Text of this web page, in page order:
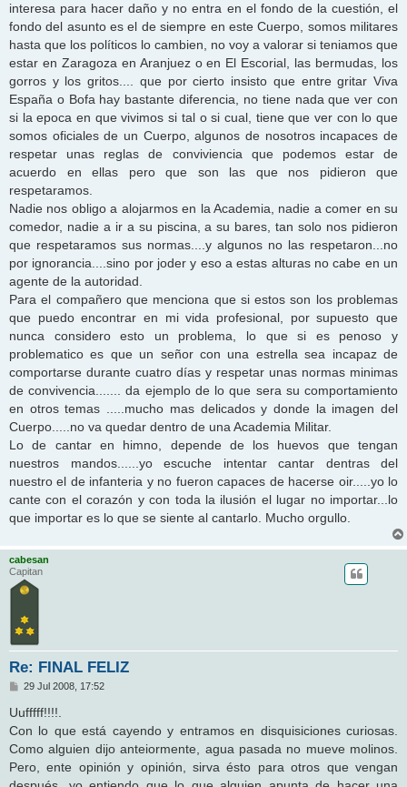
a
j
e
interesa para hacer daño y no entra en el fondo de la cuestión, el
fondo del asunto es el de siempre en este Cuerpo, somos militares
hasta que los políticos lo cambien, no voy a valorar si teniamos que
estar en Zaragoza en Aranjuez o en El Escorial, las bermudas, los
gorros y los gritos.... que por cierto insisto que entre gritar Viva
España o Bofa hay bastante diferencia, no tiene nada que ver con
si la epoca en que vivimos si tal o si cual, tiene que ver con lo que
somos oficiales de un Cuerpo, algunos de nosotros incapaces de
respetar unas reglas de conviviencia que podemos estar de
acuerdo en ellas pero que son las que nos pidieron que
respetaramos.
Nadie nos obligo a alojarmos en la Academia, nadie a comer en su
comedor, nadie a ir a su piscina, a su bares, tan solo nos pidieron
que respetaramos sus normas....y algunos no las respetaron...no
por ignorancia....sino por joder y eso a estas alturas no cabe en un
agente de la autoridad.
Para el compañero que menciona que si estos son los problemas
que puedo encontrar en mi vida profesional, por supuesto que
nunca considero esto un problema, lo que si es penoso y
problematico es que un señor con una estrella sea incapaz de
comportarse durante cuatro días y respetar unas normas minimas
de convivencia....... da ejemplo de lo que sera su comportamiento
en otros temas .....mucho mas delicados y donde la imagen del
Cuerpo.....no va quedar dentro de una Academia Militar.
Lo de cantar en himno, depende de los huevos que tengan
nuestros mandos......yo escuche intentar cantar dentras del
nuestro el de infanteria y no fueron capaces de hacerse oir.....yo lo
cante con el corazón y con toda la ilusión el lugar no importar...lo
que importar es lo que se siente al cantarlo. Mucho orgullo.
cabesan
Capitan
Re: FINAL FELIZ
M
n
s
a
e
29 Jul 2008, 17:52
Uufffff!!!!.
Con lo que está cayendo y entramos en disquisiciones curiosas.
Como alguien dijo anteiormente, agua pasada no mueve molinos.
Pero, ente opinión y opinión, sirva ésto para otros que vengan